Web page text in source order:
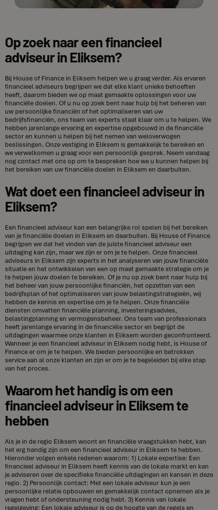
Op zoek naar een financieel
adviseur in Eliksem?
Bij House of Finance in Eliksem helpen we u graag verder. Als ervaren
financieel adviseurs begrijpen we dat elke klant unieke behoeften
heeft, daarom bieden we op maat gemaakte oplossingen voor uw
financiële doelen. Of u nu op zoek bent naar hulp bij het beheren van
uw persoonlijke financiën of het optimaliseren van uw
bedrijfsfinanciën, ons team van experts staat klaar om u te helpen. We
hebben jarenlange ervaring en expertise opgebouwd in de financiële
sector en kunnen u helpen bij het nemen van weloverwogen
beslissingen. Onze vestiging in Eliksem is gemakkelijk te bereiken en
we verwelkomen u graag voor een persoonlijk gesprek. Neem vandaag
nog contact met ons op om te bespreken hoe we u kunnen helpen bij
het bereiken van uw financiële doelen in Eliksem en daarbuiten.
Wat doet een financieel adviseur in
Eliksem?
Een financieel adviseur kan een belangrijke rol spelen bij het bereiken
van je financiële doelen in Eliksem en daarbuiten. Bij House of Finance
begrijpen we dat het vinden van de juiste financieel adviseur een
uitdaging kan zijn, maar we zijn er om je te helpen. Onze financieel
adviseurs in Eliksem zijn experts in het analyseren van jouw financiële
situatie en het ontwikkelen van een op maat gemaakte strategie om je
te helpen jouw doelen te bereiken. Of je nu op zoek bent naar hulp bij
het beheer van jouw persoonlijke financiën, het opzetten van een
bedrijfsplan of het optimaliseren van jouw belastingstrategieën, wij
hebben de kennis en expertise om je te helpen. Onze financiële
diensten omvatten financiële planning, investeringsadvies,
belastingplanning en vermogensbeheer. Ons team van professionals
heeft jarenlange ervaring in de financiële sector en begrijpt de
uitdagingen waarmee onze klanten in Eliksem worden geconfronteerd.
Wanneer je een financieel adviseur in Eliksem nodig hebt, is House of
Finance er om je te helpen. We bieden persoonlijke en betrokken
service aan al onze klanten en zijn er om je te begeleiden bij elke stap
van het proces.
Waarom het handig is om een
financieel adviseur in Eliksem te
hebben
Als je in de regio Eliksem woont en financiële vraagstukken hebt, kan
het erg handig zijn om een financieel adviseur in Eliksem te hebben.
Hieronder volgen enkele redenen waarom: 1) Lokale expertise: Een
financieel adviseur in Eliksem heeft kennis van de lokale markt en kan
je adviseren over de specifieke financiële uitdagingen en kansen in deze
regio. 2) Persoonlijk contact: Met een lokale adviseur kun je een
persoonlijke relatie opbouwen en gemakkelijk contact opnemen als je
vragen hebt of ondersteuning nodig hebt. 3) Kennis van lokale
regelgeving: Een lokale adviseur is op de hoogte van de regels en